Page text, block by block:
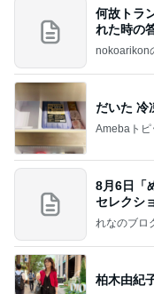
何故トラ
れた時の
nokoarikon
だいた 冷
Amebaトピ
8月6日「
セレクシ
ン
れなのブロ
柏木由紀